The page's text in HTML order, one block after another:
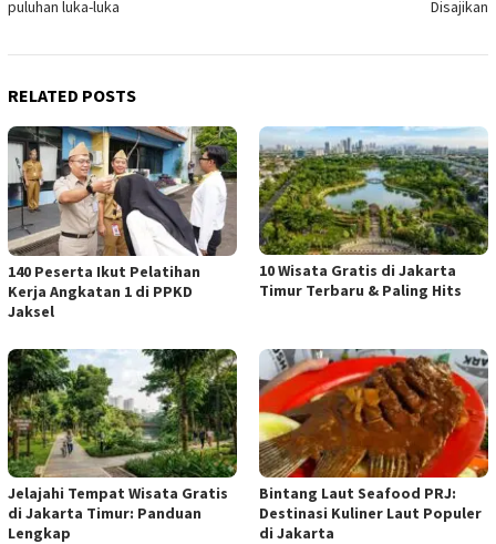
puluhan luka-luka Disajikan
RELATED POSTS
140 Peserta Ikut Pelatihan
Kerja Angkatan 1 di PPKD
Jaksel
10 Wisata Gratis di Jakarta
Timur Terbaru & Paling Hits
Jelajahi Tempat Wisata Gratis
di Jakarta Timur: Panduan
Lengkap
Bintang Laut Seafood PRJ:
Destinasi Kuliner Laut Populer
di Jakarta